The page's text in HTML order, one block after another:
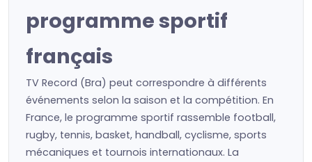
programme sportif
français
TV Record (Bra) peut correspondre à différents
événements selon la saison et la compétition. En
France, le programme sportif rassemble football,
rugby, tennis, basket, handball, cyclisme, sports
mécaniques et tournois internationaux. La